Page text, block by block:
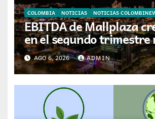
COLOMBIA NOTICIAS NOTICIAS
EBITDA de Mallplaza
en el segundo
avanza en su plan de
en Colombia
AGO 6, 2026 ADMIN